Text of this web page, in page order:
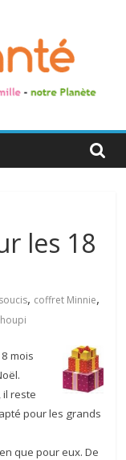
les 18
, coffret Minnie,
mois
il reste
pour les grands
que pour eux. De